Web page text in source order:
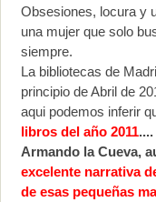
Obsesiones, locura y
una mujer que solo
siempre.
La bibliotecas de
principio de Abril de
aqui podemos inferir
libros del año 2011
Armando la Cueva,
excelente narrativa
de esas pequeñas